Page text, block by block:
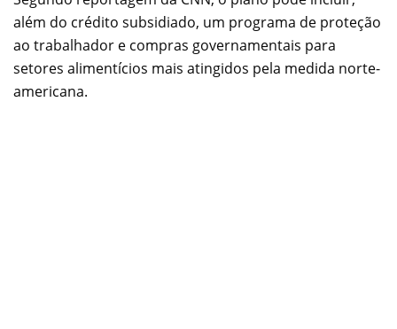
além do crédito subsidiado, um programa de proteção
ao trabalhador e compras governamentais para
setores alimentícios mais atingidos pela medida norte-
americana.